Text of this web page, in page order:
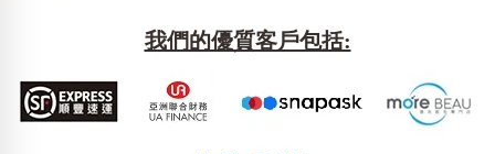
我們的優質客戶包括: